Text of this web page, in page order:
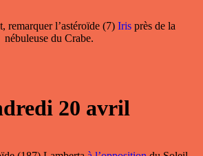
remarquer l’astéroïde (7) Irisprès de la
nébuleuse du Crabe.
20 avril